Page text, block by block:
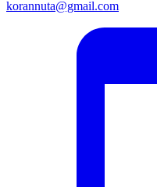
korannuta@gmail.com